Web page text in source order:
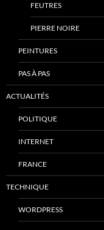
FEUTRES
PIERRE NOIRE
PEINTURES
PAS À PAS
ACTUALITÉS
POLITIQUE
INTERNET
FRANCE
TECHNIQUE
WORDPRESS